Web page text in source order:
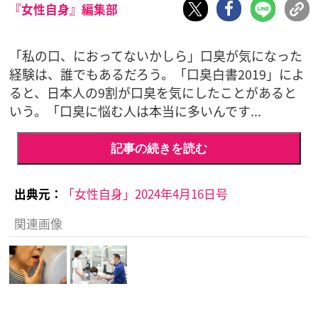
『女性自身』編集部
「私の口、におってないかしら」口臭が気になった
経験は、誰でもあるだろう。「口臭白書2019」によ
ると、日本人の9割が口臭を気にしたことがあると
いう。「口臭に悩む人は本当に多いんです...
記事の続きを読む
出典元：
「女性自身」2024年4月16日号
関連画像